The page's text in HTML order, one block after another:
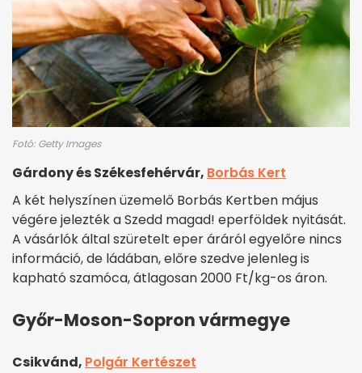
Fotó: Getty Images
Gárdony és Székesfehérvár, Borbás Kert
A két helyszínen üzemelő Borbás Kertben május
végére jelezték a Szedd magad! eperföldek nyitását.
A vásárlók által szüretelt eper áráról egyelőre nincs
információ, de ládában, előre szedve jelenleg is
kapható szamóca, átlagosan 2000 Ft/kg-os áron.
Győr-Moson-Sopron vármegye
Csikvánd, Polgár Kertészet